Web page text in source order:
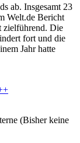
ab. Insgesamt 23
Welt.de Bericht
zielführend. Die
fort und die
Jahr hatte
(Bisher keine